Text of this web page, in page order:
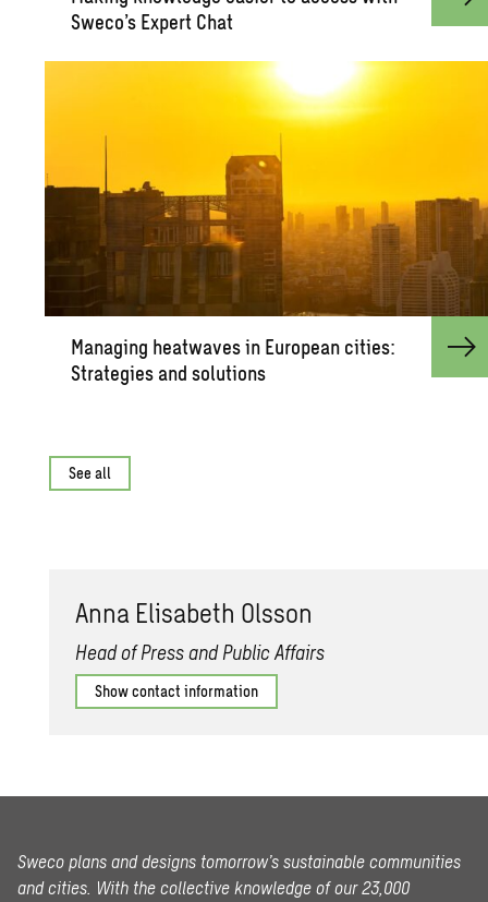
Sweco’s Ex­pert Chat
Man­ag­ing heat­waves in Eu­ro­pean cities:
Strate­gies and so­lu­tions
See all
Anna Elis­a­beth Ols­son
Head of Press and Public Affairs
Show contact information
Sweco plans and designs tomorrow’s sustainable communities
and cities. With the collective knowledge of our 23,000